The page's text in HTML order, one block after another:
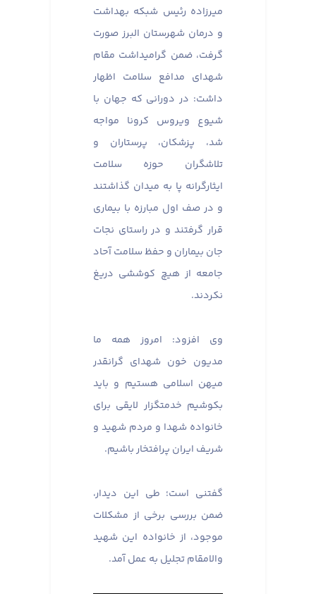
میرزاده رئیس شبکه بهداشت
و درمان شهرستان البرز صورت
گرفت، ضمن گرامیداشت مقام
شهدای مدافع سلامت اظهار
داشت: در دورانی که جهان با
شیوع ویروس کرونا مواجه
شد، پزشکان، پرستاران و
تلاشگران حوزه سلامت
ایثارگرانه پا به میدان گذاشتند
و در صف اول مبارزه با بیماری
قرار گرفتند و در راستای نجات
جان بیماران و حفظ سلامت آحاد
جامعه از هیچ کوششی دریغ
نکردند.
وی افزود: امروز همه ما
مدیون خون شهدای گرانقدر
میهن اسلامی هستیم و باید
بکوشیم خدمتگزار لایقی برای
خانواده شهدا و مردم شهید و
شریف ایران پرافتخار باشیم.
گفتنی است؛ طی این دیدار،
ضمن بررسی برخی از مشکلات
موجود، از خانواده این شهید
والامقام تجلیل به عمل آمد.